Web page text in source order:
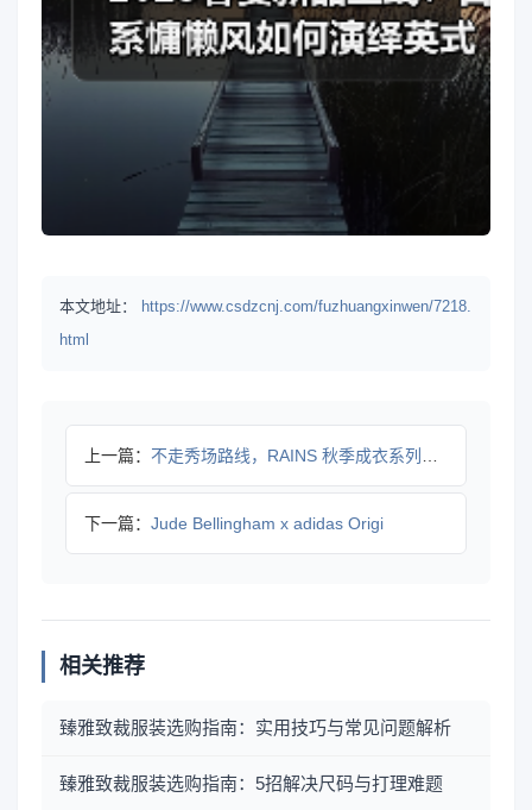
本文地址：
https://www.csdzcnj.com/fuzhuangxinwen/7218.
html
上一篇： 不走秀场路线，RAINS 秋季成衣系列如何创新？
下一篇： Jude Bellingham x adidas Origi
相关推荐
臻雅致裁服装选购指南：实用技巧与常见问题解析
臻雅致裁服装选购指南：5招解决尺码与打理难题